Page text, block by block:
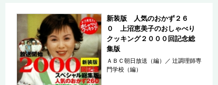
新装版 人気のおかず２６
０ 上沼恵美子のおしゃべり
クッキング２０００回記念総
集版
ＡＢＣ朝日放送（編） ／辻調理師専
門学校（編）